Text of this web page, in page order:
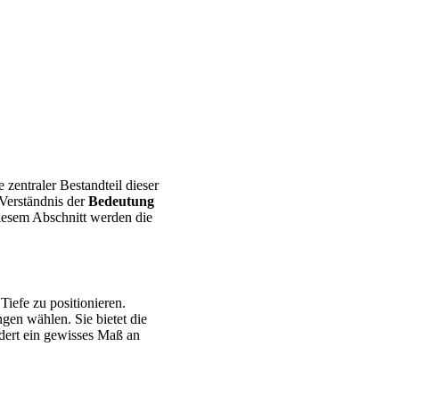
zentraler Bestandteil dieser
derBedeutung
Abschnitt werden die
zu positionieren.
wählen. Sie bietet die
ein gewisses Maß an